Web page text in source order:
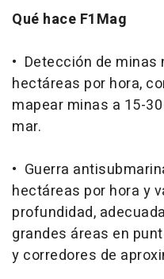
Qué hace F1Mag
• Detección de minas
hectáreas por hora,
mapear minas a 15-
mar.
• Guerra
hectáreas por hora y
profundidad,
grandes áreas en
y corredores de